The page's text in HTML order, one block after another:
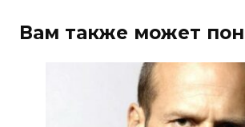
Вам также может